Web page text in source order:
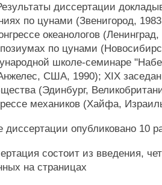
диссертации
по цунами (Звенигород,
океанологов
по цунами
школе-семинаре
США, 1990); XIX
(Эдинбург,
механиков (Хайфа,
опубликовано 10
состоит из введения,
на страницах